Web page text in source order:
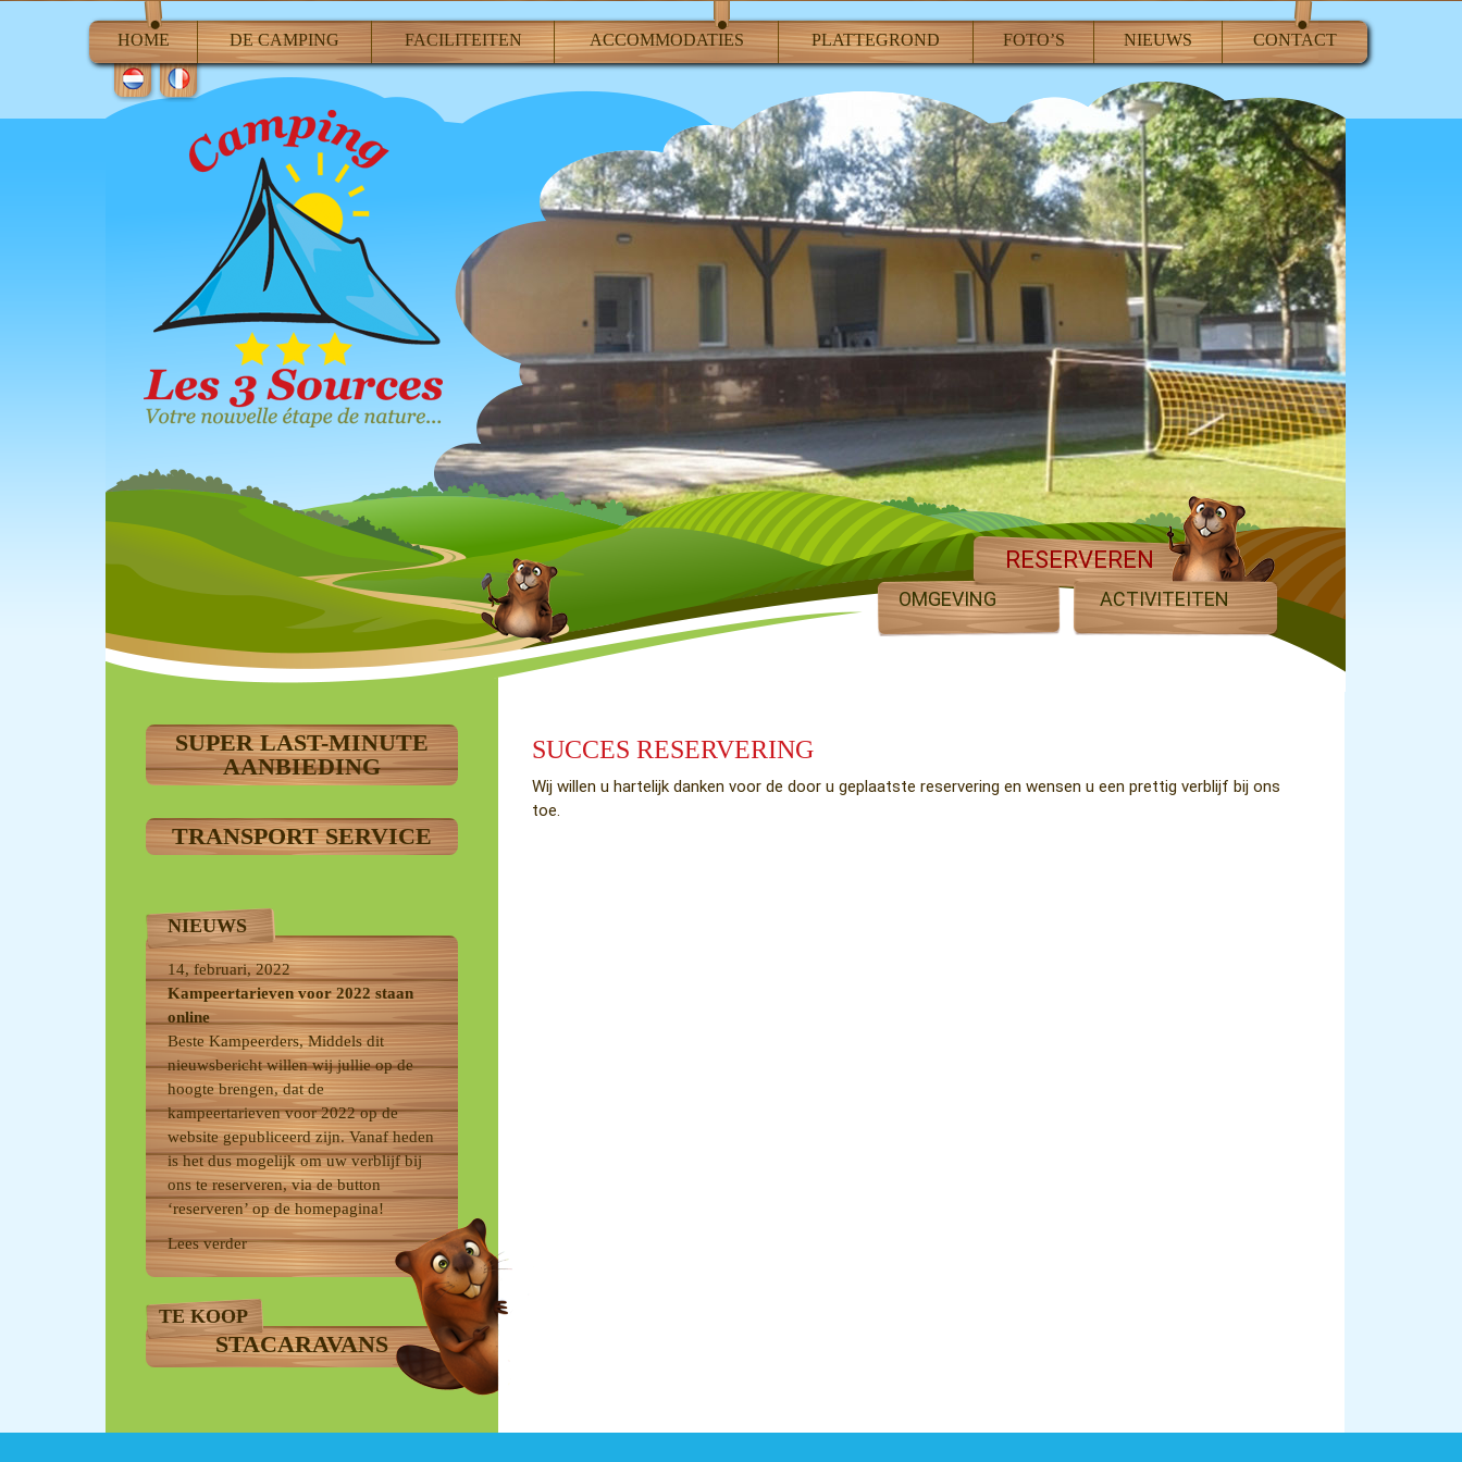
HOME DE CAMPING FACILITEITEN ACCOMMODATIES PLATTEGROND FOTO’S NIEUWS CONTACT
RESERVEREN
OMGEVING ACTIVITEITEN
SUCCES RESERVERING
Wij willen u hartelijk danken voor de door u geplaatste reservering en wensen u een prettig verblijf bij ons
toe.
SUPER LAST-MINUTE
AANBIEDING
TRANSPORT SERVICE
NIEUWS
14, februari, 2022
Kampeertarieven voor 2022 staan
online
Beste Kampeerders, Middels dit
nieuwsbericht willen wij jullie op de
hoogte brengen, dat de
kampeertarieven voor 2022 op de
website gepubliceerd zijn. Vanaf heden
is het dus mogelijk om uw verblijf bij
ons te reserveren, via de button
‘reserveren’ op de homepagina!
Lees verder
TE KOOP
STACARAVANS